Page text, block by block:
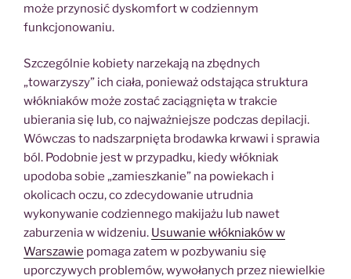
może przynosić dyskomfort w codziennym
funkcjonowaniu.
Szczególnie kobiety narzekają na zbędnych
„towarzyszy” ich ciała, ponieważ odstająca struktura
włókniaków może zostać zaciągnięta w trakcie
ubierania się lub, co najważniejsze podczas depilacji.
Wówczas to nadszarpnięta brodawka krwawi i sprawia
ból. Podobnie jest w przypadku, kiedy włókniak
upodoba sobie „zamieszkanie” na powiekach i
okolicach oczu, co zdecydowanie utrudnia
wykonywanie codziennego makijażu lub nawet
zaburzenia w widzeniu. Usuwanie włókniaków w
Warszawie pomaga zatem w pozbywaniu się
uporczywych problemów, wywołanych przez niewielkie